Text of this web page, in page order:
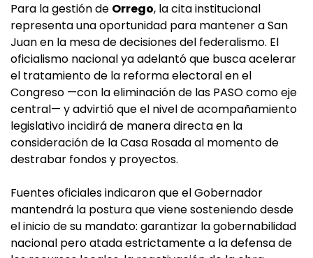
Para la gestión de Orrego, la cita institucional
representa una oportunidad para mantener a San
Juan en la mesa de decisiones del federalismo. El
oficialismo nacional ya adelantó que busca acelerar
el tratamiento de la reforma electoral en el
Congreso —con la eliminación de las PASO como eje
central— y advirtió que el nivel de acompañamiento
legislativo incidirá de manera directa en la
consideración de la Casa Rosada al momento de
destrabar fondos y proyectos.
Fuentes oficiales indicaron que el Gobernador
mantendrá la postura que viene sosteniendo desde
el inicio de su mandato: garantizar la gobernabilidad
nacional pero atada estrictamente a la defensa de